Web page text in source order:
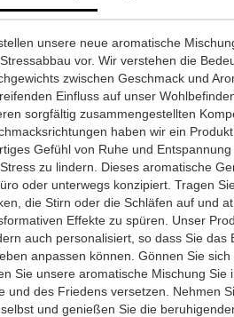
unsere neue aromatische
vor. Wir verstehen die
zwischen Geschmack und
Einfluss auf unser
sorgfältig zusammengestellten
haben wir ein
Gefühl von Ruhe und
zu lindern. Dieses aromatische
oder unterwegs konzipiert. Tragen
die Stirn oder die Schläfen auf und
Effekte zu spüren. Unser
auch personalisiert, so dass Sie das
anpassen können. Gönnen Sie
Sie unsere aromatische Mischung Sie
und des Friedens versetzen. Nehmen
und genießen Sie die